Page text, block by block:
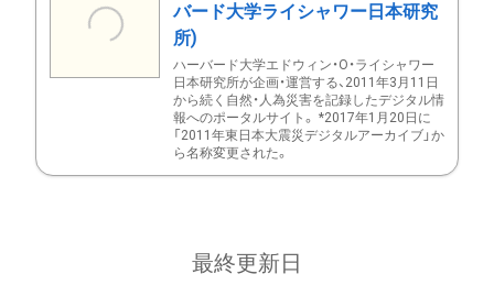
バード大学ライシャワー日本研究
所)
ハーバード大学エドウィン・O・ライシャワー
日本研究所が企画・運営する、2011年3月11日
から続く自然・人為災害を記録したデジタル情
報へのポータルサイト。 *2017年1月20日に
「2011年東日本大震災デジタルアーカイブ」か
ら名称変更された。
最終更新日